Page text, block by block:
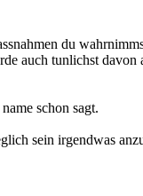
du
auch tunlichst
schon sagt.
sein irgendwas